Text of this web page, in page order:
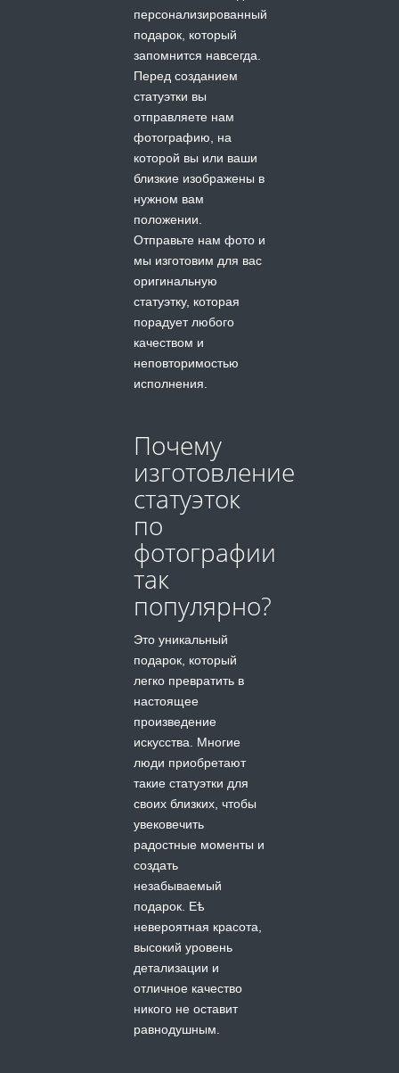
персонализированный
подарок, который
запомнится навсегда.
Перед созданием
статуэтки вы
отправляете нам
фотографию, на
которой вы или ваши
близкие изображены в
нужном вам
положении.
Отправьте нам фото и
мы изготовим для вас
оригинальную
статуэтку, которая
порадует любого
качеством и
неповторимостью
исполнения.
Почему
изготовление
статуэток
по
фотографии
так
популярно?
Это уникальный
подарок, который
легко превратить в
настоящее
произведение
искусства. Многие
люди приобретают
такие статуэтки для
своих близких, чтобы
увековечить
радостные моменты и
создать
незабываемый
подарок. Еѣ
невероятная красота,
высокий уровень
детализации и
отличное качество
никого не оставит
равнодушным.